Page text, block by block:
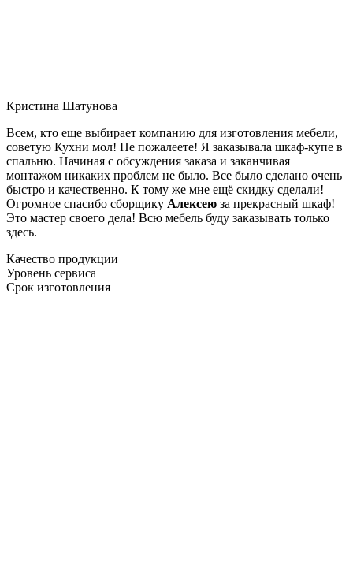
Кристина Шатунова
Всем, кто еще выбирает компанию для изготовления мебели,
советую Кухни мол! Не пожалеете! Я заказывала шкаф-купе в
спальню. Начиная с обсуждения заказа и заканчивая
монтажом никаких проблем не было. Все было сделано очень
быстро и качественно. К тому же мне ещё скидку сделали!
Огромное спасибо сборщику Алексею за прекрасный шкаф!
Это мастер своего дела! Всю мебель буду заказывать только
здесь.
Качество продукции
Уровень сервиса
Срок изготовления